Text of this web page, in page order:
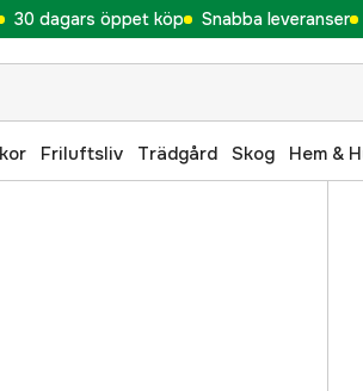
30 dagars öppet köp Snabba leveranser
Friluftsliv Trädgård Skog Hem &